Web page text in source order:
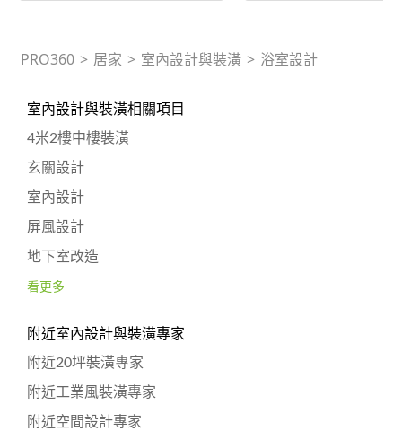
PRO360 > 居家 > 室內設計與裝潢 > 浴室設計
室內設計與裝潢相關項目
4米2樓中樓裝潢
玄關設計
室內設計
屏風設計
地下室改造
看更多
附近室內設計與裝潢專家
附近20坪裝潢專家
附近工業風裝潢專家
附近空間設計專家